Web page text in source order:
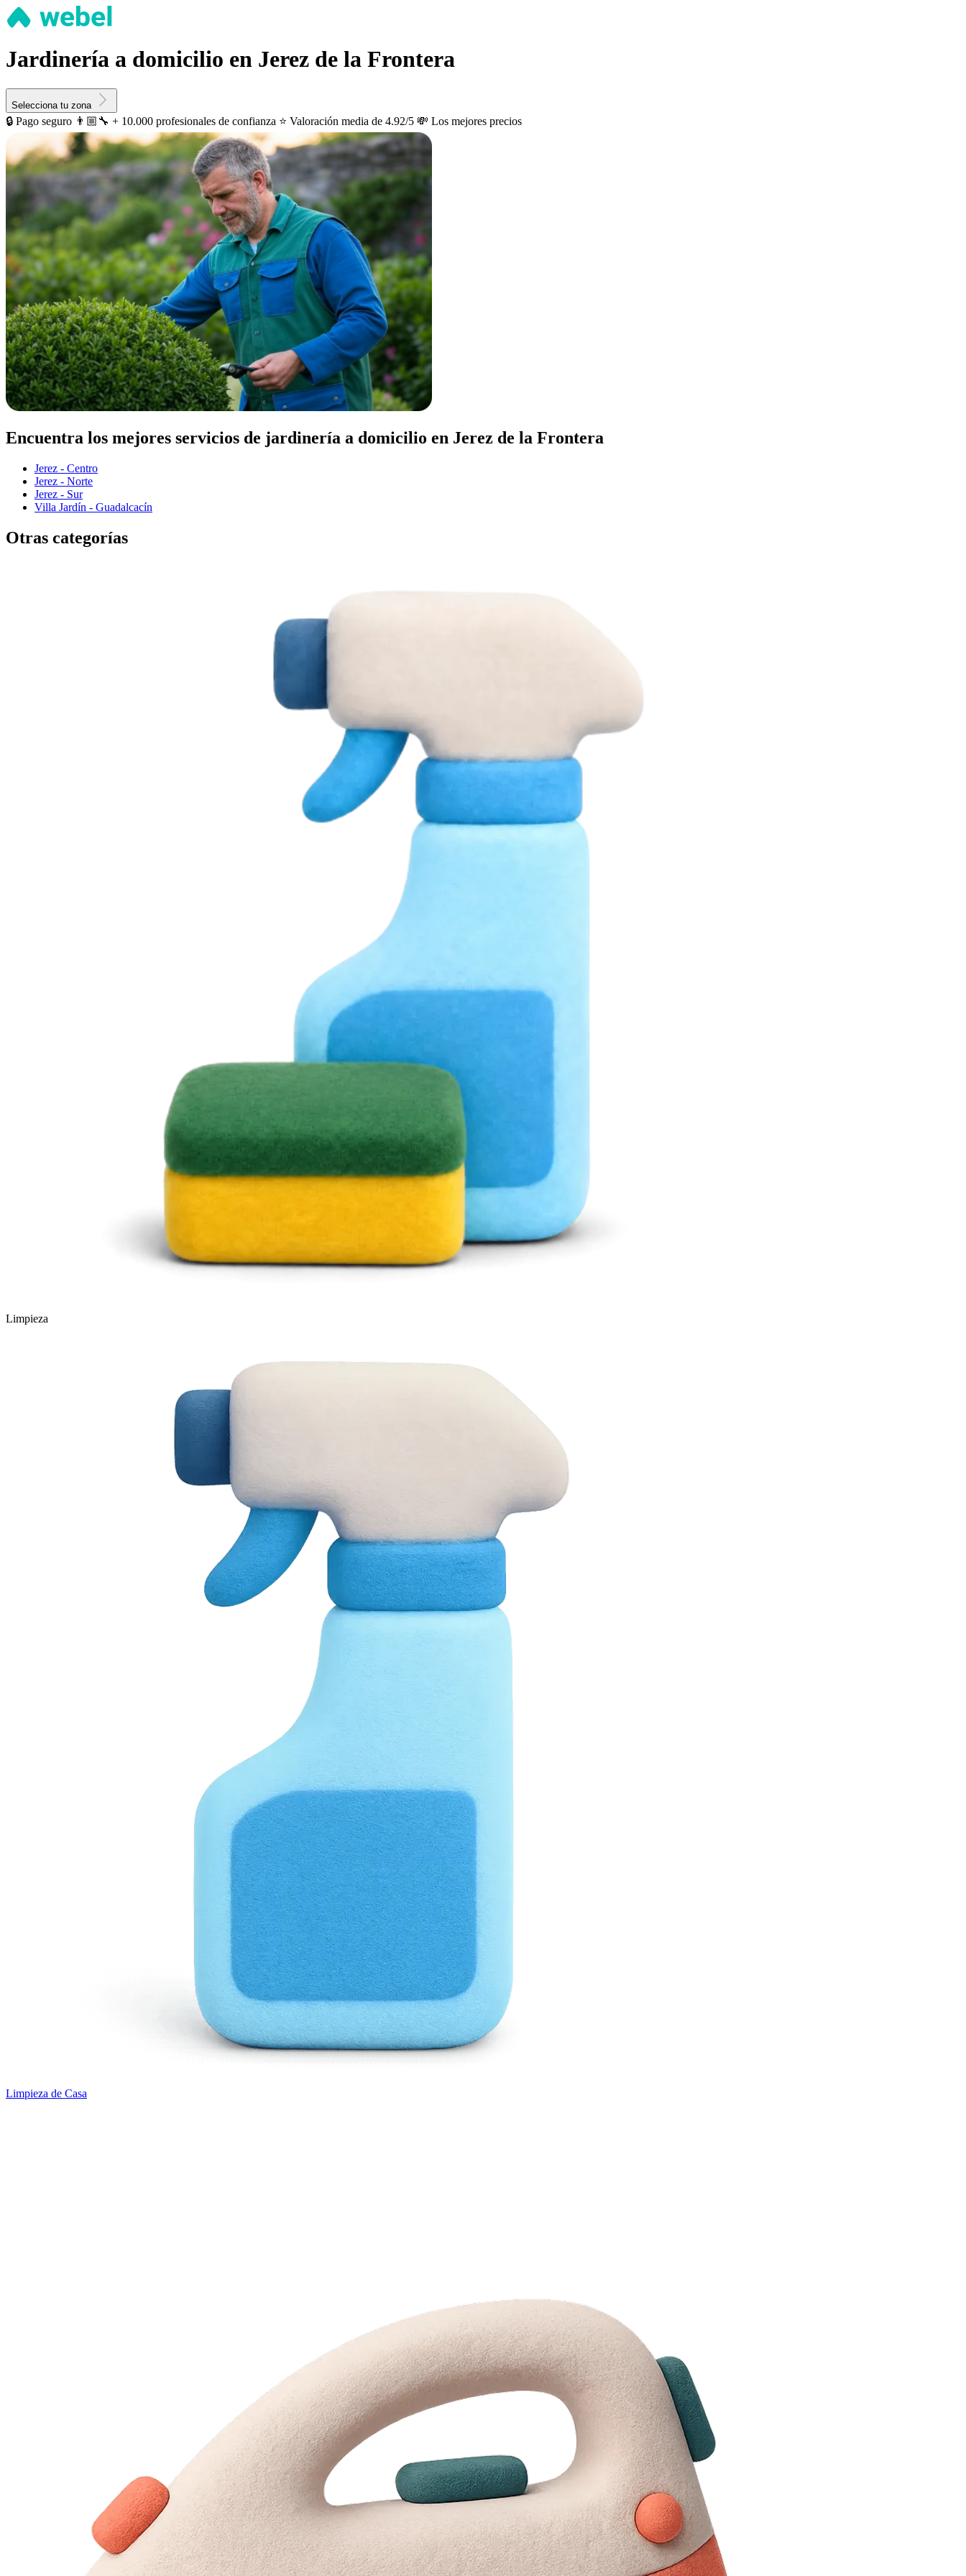
Jardinería a domicilio en Jerez de la Frontera
Selecciona tu zona
🔒 Pago seguro 👨🏼‍🔧 + 10.000 profesionales de confianza ⭐️ Valoración media de 4.92/5 💸 Los mejores precios
Encuentra los mejores servicios de jardinería a domicilio en Jerez de la Frontera
Jerez - Centro
Jerez - Norte
Jerez - Sur
Villa Jardín - Guadalcacín
Otras categorías
Limpieza
Limpieza de Casa